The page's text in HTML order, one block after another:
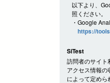
以下より、
照ください。
・Google
https://
SiTest
訪問者のサイト
アクセス情報の
によって定めら